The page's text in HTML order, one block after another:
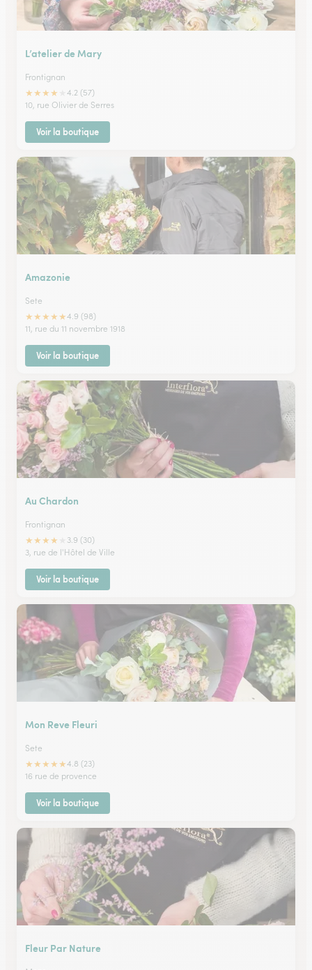
L’atelier de Mary
Frontignan
★★★★
4.2 (57)
10, rue Olivier de Serres
Voir la boutique
Amazonie
Sete
★★★★★4.9 (98)
11, rue du 11 novembre 1918
Voir la boutique
Au Chardon
Frontignan
★★★★
3.9 (30)
3, rue de l'Hôtel de Ville
Voir la boutique
Mon Reve Fleuri
Sete
★★★★★4.8 (23)
16 rue de provence
Voir la boutique
Fleur Par Nature